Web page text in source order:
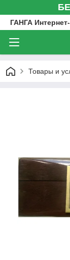
ГАНГА
Товары и